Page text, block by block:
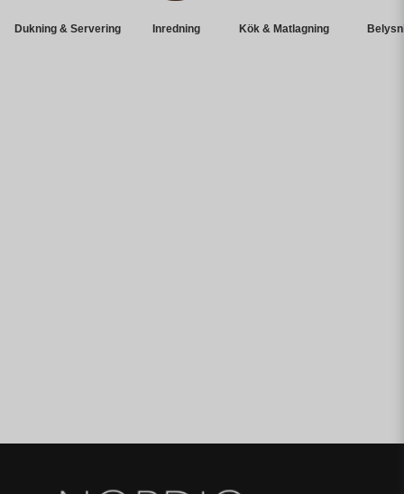
Dukning & Servering Inredning Kök & Matlagning